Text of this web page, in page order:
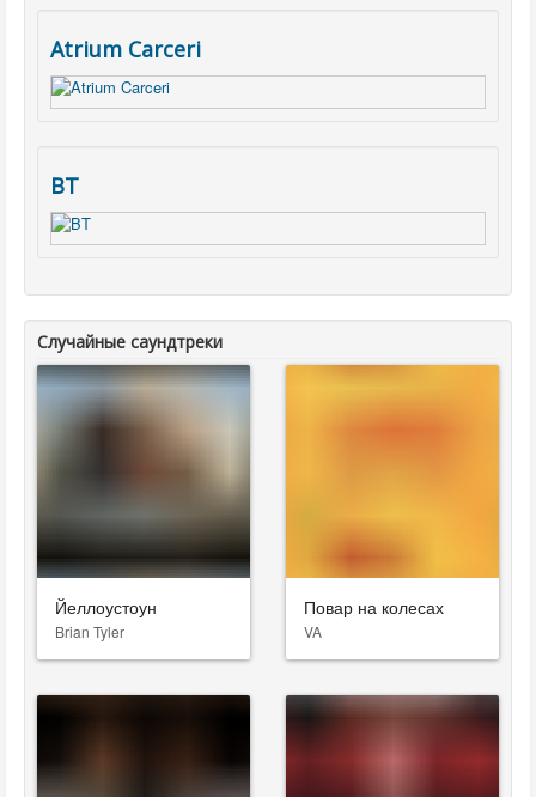
Atrium Carceri
BT
Случайные саундтреки
Йеллоустоун
Brian Tyler
Повар на колесах
VA